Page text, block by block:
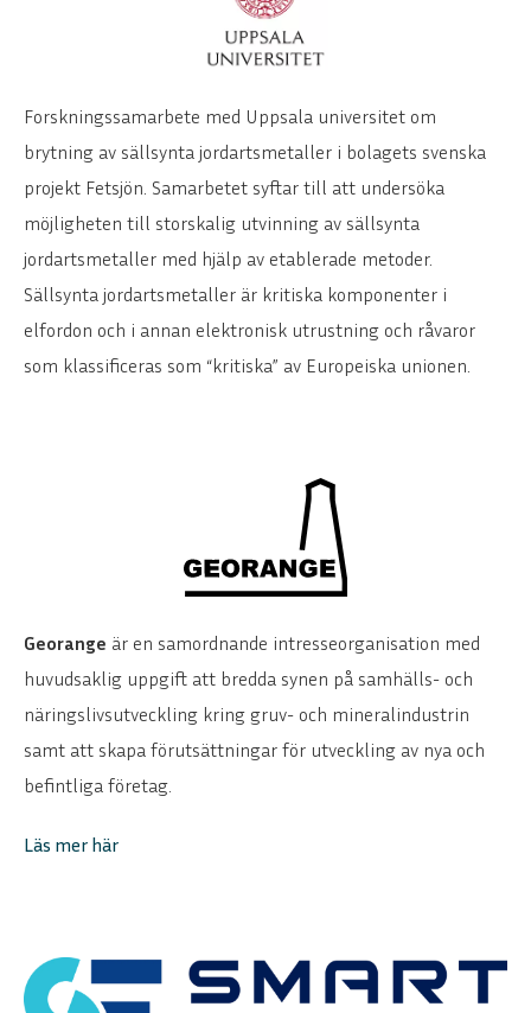
Forskningssamarbete med Uppsala universitet om
brytning av sällsynta jordartsmetaller i bolagets svenska
projekt Fetsjön. Samarbetet syftar till att undersöka
möjligheten till storskalig utvinning av sällsynta
jordartsmetaller med hjälp av etablerade metoder.
Sällsynta jordartsmetaller är kritiska komponenter i
elfordon och i annan elektronisk utrustning och råvaror
som klassificeras som “kritiska” av Europeiska unionen.
Georange är en samordnande intresseorganisation med
huvudsaklig uppgift att bredda synen på samhälls- och
näringslivsutveckling kring gruv- och mineralindustrin
samt att skapa förutsättningar för utveckling av nya och
befintliga företag.
Läs mer här